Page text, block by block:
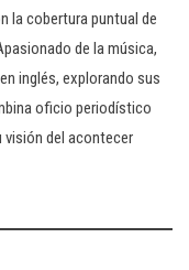
la cobertura puntual de
de la música,
inglés, explorando sus
oficio periodístico
visión del acontecer